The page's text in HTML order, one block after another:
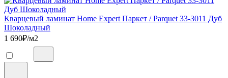
Кварцевый ламинат Home Expert Паркет / Parquet 33-3011 Дуб
Шоколадный
1 690₽/м2